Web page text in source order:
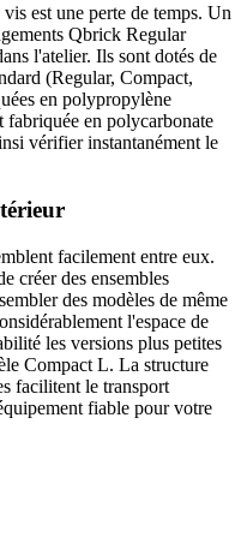
est une perte de temps. Un
Qbrick Regular
l'atelier. Ils sont dotés de
(Regular, Compact,
en polypropylène
fabriquée en polycarbonate
vérifier instantanément le
facilement entre eux.
créer des ensembles
des modèles de même
l'espace de
les versions plus petites
Compact L. La structure
facilitent le transport
fiable pour votre